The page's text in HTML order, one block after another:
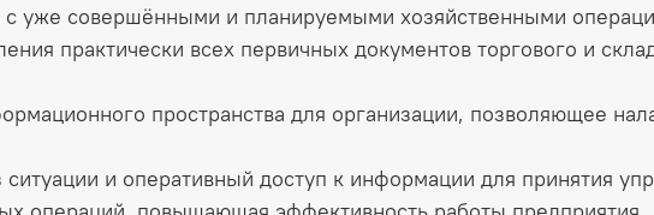
с уже совершёнными и планируемыми хозяйственными
практически всех первичных документов торгового и
пространства для организации, позволяющее
и оперативный доступ к информации для принятия